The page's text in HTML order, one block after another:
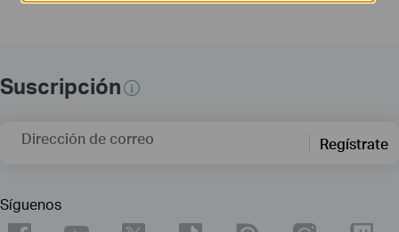
Suscripción
Dirección de correo Regístrate
Síguenos